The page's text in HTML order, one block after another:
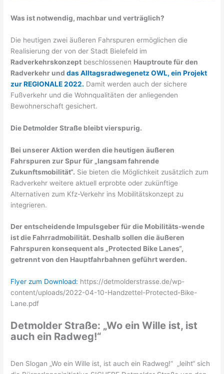
Was ist notwendig, machbar und verträglich?
Die heutigen zwei äußeren Fahrspuren ermöglichen die
Realisierung der von der Stadt Bielefeld im
Radverkehrskonzept beschlossenen Hauptroute für den
Radverkehr unddas Alltagsradwegenetz OWL, ein Projekt
zur REGIONALE 2022. Damit werden auch der sichere
Fußverkehr und die Wohnqualitäten der anliegenden
Bewohnerschaft gesichert.
Die Detmolder Straße bleibt vierspurig.
Bei unserer Aktion werden die heutigen äußeren
Fahrspuren zur Spur für „langsam fahrende
Zukunftsmobilität“. Sie bieten die Möglichkeit zusätzlich zum
Radverkehr weitere aktuell erprobte oder zukünftige
Alternativen zum Kfz-Verkehr ins Mobilitätskonzept zu
integrieren.
Der entscheidende Impulsgeber für die Mobilitäts-wende
ist die Fahrradmobilität. Deshalb sollen die äußeren
Fahrspuren konsequent als „Protected Bike Lanes“,
getrennt von den Hauptfahrbahnen geführt werden.
Flyer zum Download: https://detmolderstrasse.de/wp-
content/uploads/2022-04-10-Handzettel-Protected-Bike-
Lane.pdf
Detmolder Straße: „Wo ein Wille ist, ist
auch ein Radweg!“
Den Slogan „Wo ein Wille ist, ist auch ein Radweg!“ „leiht“ sich